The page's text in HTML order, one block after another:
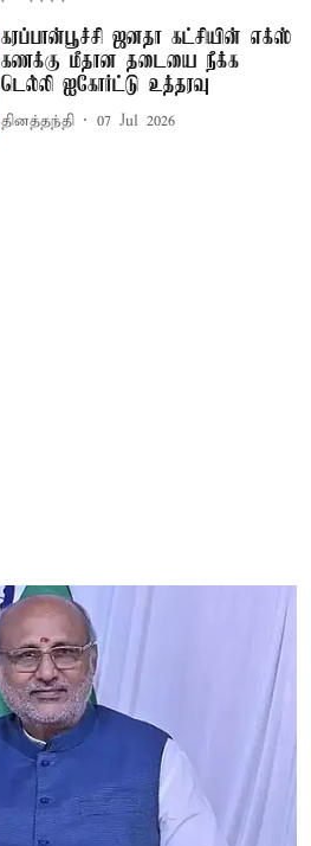
கரப்பான்பூச்சி ஜனதா கட்சியின் எக்ஸ்
கணக்கு மீதான தடையை நீக்க
டெல்லி ஐகோர்ட்டு உத்தரவு
தினத்தந்தி 07 Jul 2026